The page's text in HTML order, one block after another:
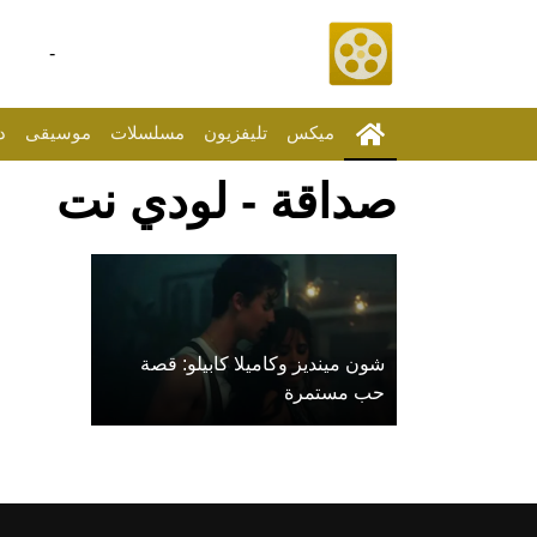
-
ميكس تليفزيون مسلسلات موسيقى
صداقة - لودي نت
شون مينديز وكاميلا كابيلو: قصة
حب مستمرة